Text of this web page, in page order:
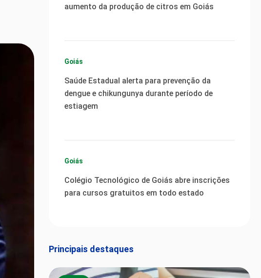
aumento da produção de citros em Goiás
Goiás
Saúde Estadual alerta para prevenção da
dengue e chikungunya durante período de
estiagem
Goiás
Colégio Tecnológico de Goiás abre inscrições
para cursos gratuitos em todo estado
Principais destaques